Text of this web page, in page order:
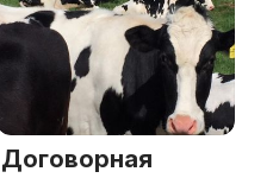
Договорная